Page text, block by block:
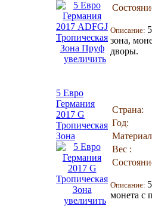
увеличить
Описание:
зона,
дворы.
5 Евро
Германия
2017 G
Тропическая
Зона
увеличить
Страна:
Год:
Вес :
Описание:
монета с